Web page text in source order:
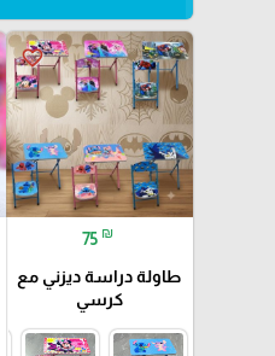
favorite_border
75 ₪
طاولة دراسة ديزني مع
كرسي